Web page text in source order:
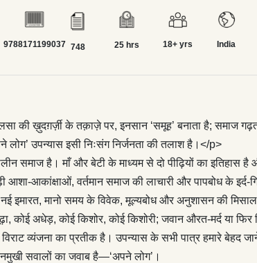
पीढ़ियों का इतिहास है और इनके इर्द-गिर्द अनगिनत रंग-बिरंगे
की गोपन नाकामी की स्वीकृति है; नाकामयाब इनसान का कामयाब
भावी पीढ़ी आशा-आकांक्षाओं, वर्तमान समाज की लाचारी और पापबोध के
का प्रयास किया है।</p> <p>इस वृहद उपन्यास में
बूढ़ा, कोई अधेड़, कोई किशोर, कोई किशोरी; जवान औरत-मर्द या
अलग पीढ़ियों से सम्बद्ध होने के बावजूद ये सब अभिन्न और
अवसाद चहलक़दमी कर रहा है। उपन्यास का नाम भी विराट
के सभी पात्र हमारे बेहद जाने-पहचाने, नितान्त क़रीबी लोग हैं,
बावजूद, क्या सच ही कोई, किसी के क़रीब है ? क्या सचमुच
तमाम जीवनमुखी सवालों का जवाब है—‘अपने लोग’।
9788171199037 748 25 hrs 18+ yrs India
की ख़ुदग़र्ज़ी के तक़ाज़े पर, इनसान ‘समूह’ बनाता है;
उपन्यास इसी निःसंग निर्जनता की तलाश है।</p>
है। माँ और बेटी के माध्यम से दो पीढ़ियों का इतिहास है
आशा-आकांक्षाओं, वर्तमान समाज की लाचारी और पापबोध के
इमारत, मानो समय के विवेक, मूल्यबोध और अनुशासन की
कोई अधेड़, कोई किशोर, कोई किशोरी; जवान औरत-मर्द या
व्यंजना का प्रतीक है। उपन्यास के सभी पात्र हमारे बेहद
सवालों का जवाब है—‘अपने लोग’।